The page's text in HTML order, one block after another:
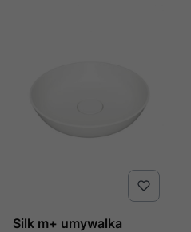
Silk m+ umywalka